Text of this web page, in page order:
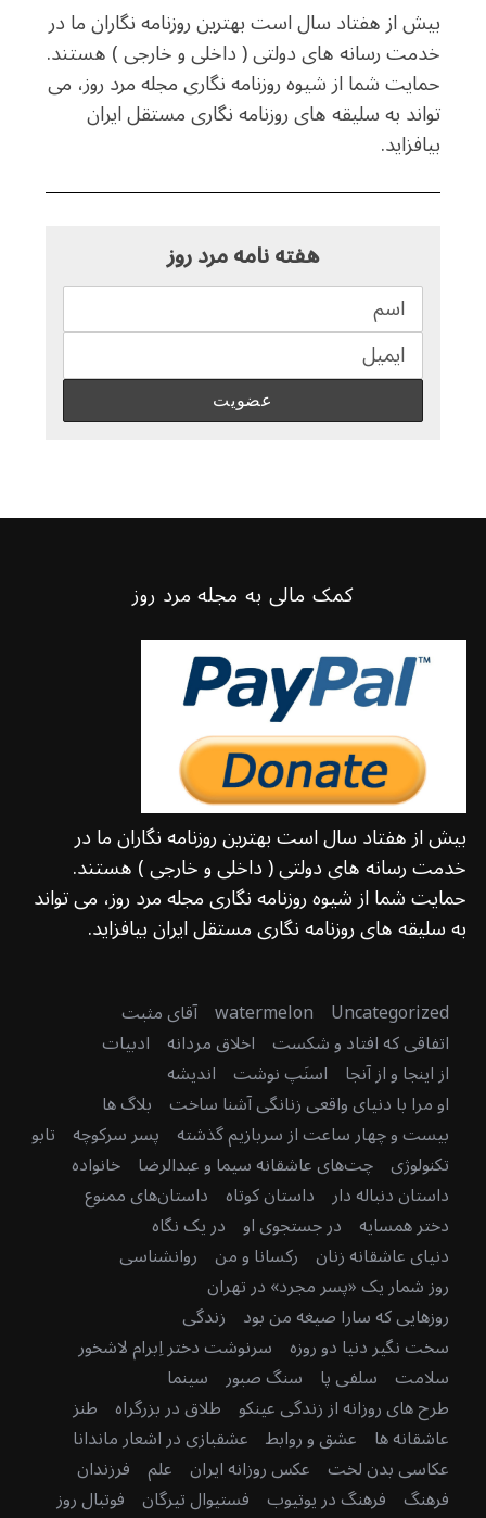
بیش از هفتاد سال است بهترین روزنامه نگاران ما در
خدمت رسانه های دولتی ( داخلی و خارجی ) هستند.
حمایت شما از شیوه روزنامه نگاری مجله مرد روز، می
تواند به سلیقه های روزنامه نگاری مستقل ایران
بیافزاید.
هفته نامه مرد روز
کمک مالی به مجله مرد روز
بیش از هفتاد سال است بهترین روزنامه نگاران ما در
خدمت رسانه های دولتی ( داخلی و خارجی ) هستند.
حمایت شما از شیوه روزنامه نگاری مجله مرد روز، می تواند
به سلیقه های روزنامه نگاری مستقل ایران بیافزاید.
Uncategorized
watermelon آقای مثبت
اتفاقی که افتاد و شکست اخلاق مردانه ادبیات
از اینجا و از آنجا اسنَپ نوشت اندیشه
او مرا با دنیای واقعی زنانگی آشنا ساخت بلاگ ها
بیست و چهار ساعت از سربازیم گذشته پسر سرکوچه تابو
تکنولوژی چت‌های عاشقانه سیما و عبدالرضا خانواده
داستان دنباله دار داستان کوتاه داستان‌های ممنوع
دختر همسایه در جستجوی او در یک نگاه
دنیای عاشقانه زنان رکسانا و من روانشناسی
روز شمار یک «پسر مجرد» در تهران
روزهایی که سارا صیغه من بود زندگی
سخت نگیر دنیا دو روزه سرنوشت دختر اِبرام لاشخور
سلامت سلفی پا سنگ صبور سینما
طرح های روزانه از زندگی عینکو طلاق در بزرگراه طنز
عاشقانه ها عشق و روابط عشقبازی در اشعار ماندانا
عکاسی بدن لخت عکس روزانه ایران علم فرزندان
فرهنگ فرهنگ در یوتیوب فستیوال تیرگان فوتبال روز